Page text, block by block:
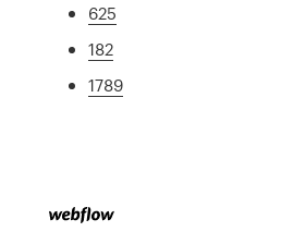
625
182
1789